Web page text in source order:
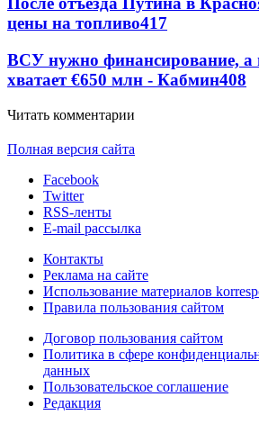
цены на топливо417
ВСУ нужно финансирование, а
хватает €650 млн - Кабмин408
Читать комментарии
Полная версия сайта
Facebook
Twitter
RSS-ленты
E-mail рассылка
Контакты
Реклама на сайте
Использование материалов
Правила пользования сайтом
Договор пользования сайтом
Политика в сфере
данных
Пользовательское соглашение
Редакция